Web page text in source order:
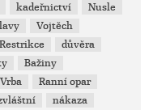
kadeřnictví
Nusle
Vojtěch
Restrikce
důvěra
Bažiny
Vrba
Ranní opar
nákaza